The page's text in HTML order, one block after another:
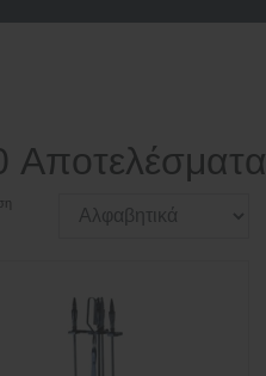
Αποτελέσματα